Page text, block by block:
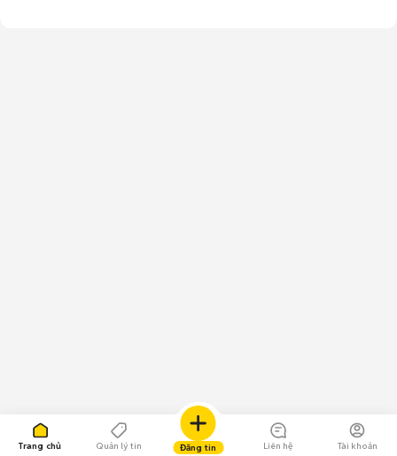
Trang chủ Quản lý tin Đăng tin Liên hệ Tài khoản